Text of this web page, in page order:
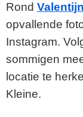
Rond
opvallende
Instagram.
sommigen
locatie te
Kleine.